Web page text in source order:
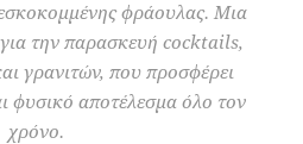
φράουλας. Μια
την παρασκευή cocktails,
γρανιτών, που προσφέρει
φυσικό αποτέλεσμα όλο τον
χρόνο.